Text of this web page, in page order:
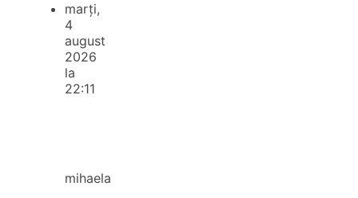
marți,
4
august
2026
la
22:11
mihaela